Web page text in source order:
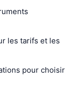
les tarifs et les
pour choisir